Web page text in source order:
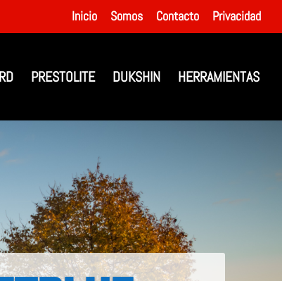
Inicio Somos Contacto Privacidad
PRESTOLITE DUKSHIN HERRAMIENTAS